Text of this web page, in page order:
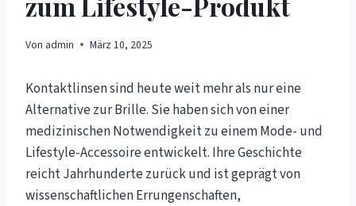
Von admin März 10, 2025
Kontaktlinsen sind heute weit mehr als nur eine
Alternative zur Brille. Sie haben sich von einer
medizinischen Notwendigkeit zu einem Mode- und
Lifestyle-Accessoire entwickelt. Ihre Geschichte
reicht Jahrhunderte zurück und ist geprägt von
wissenschaftlichen Errungenschaften,